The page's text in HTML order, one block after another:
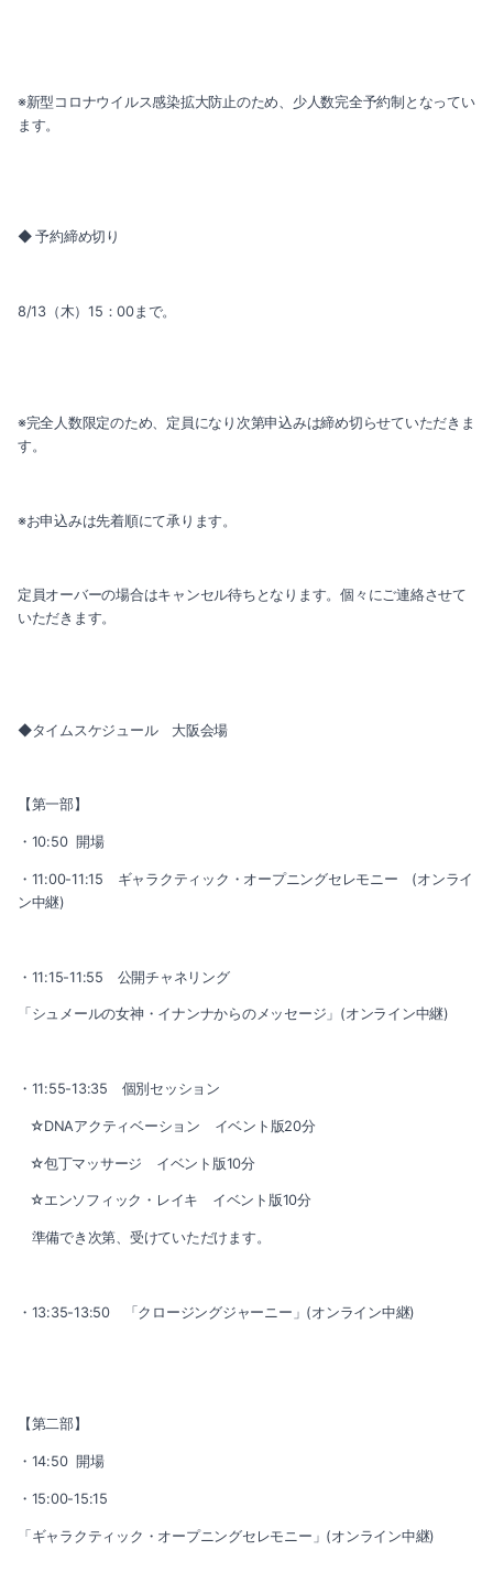
※新型コロナウイルス感染拡大防止のため、少人数完全予約制となってい
ます。
◆ 予約締め切り
8/13（木）15：00まで。
※完全人数限定のため、定員になり次第申込みは締め切らせていただきま
す。
※お申込みは先着順にて承ります。
定員オーバーの場合はキャンセル待ちとなります。個々にご連絡させて
いただきます。
◆タイムスケジュール 大阪会場
【第一部】
・10:50 開場
・11:00-11:15 ギャラクティック・オープニングセレモニー (オンライ
ン中継)
・11:15-11:55 公開チャネリング
「シュメールの女神・イナンナからのメッセージ」(オンライン中継)
・11:55-13:35 個別セッション
☆DNAアクティベーション イベント版20分
☆包丁マッサージ イベント版10分
☆エンソフィック・レイキ イベント版10分
準備でき次第、受けていただけます。
・13:35-13:50 「クロージングジャーニー」(オンライン中継)
【第二部】
・14:50 開場
・15:00-15:15
「ギャラクティック・オープニングセレモニー」(オンライン中継)